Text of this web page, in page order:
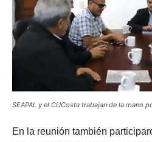
SEAPAL y el CUCosta trabajan de la mano
En la reunión también